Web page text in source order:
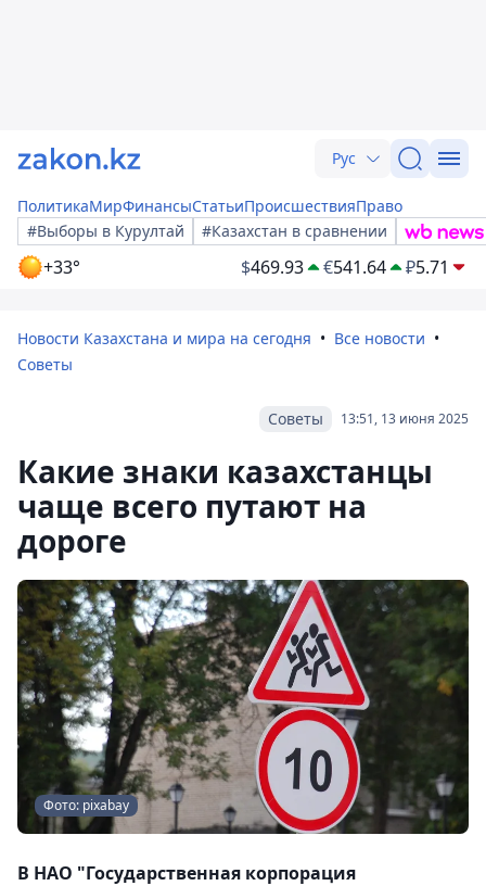
Рус
ПолитикаМирФинансыСтатьиПроисшествияПраво
#Выборы в Курултай
#Казахстан в сравнении
+33° $469.93 €541.64 ₽5.71
Новости Казахстана и мира на сегодня
Все новости
Советы
13:51, 13 июня 2025
Советы
Какие знаки казахстанцы
чаще всего путают на
дороге
Фото: pixabay
В НАО "Государственная корпорация